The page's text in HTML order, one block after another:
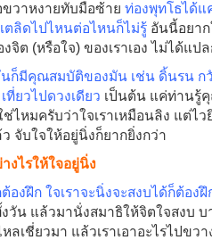
ขวาหงายทับมือซ้าย ท่องพุทโธได้แ
ตลิดไปไหนต่อไหนก็ไม่รู้ อันนี้อยา
จิต (หรือใจ) ของเราเอง ไม่ได้แปล
นก็มีคุณสมบัติของมัน เช่น ดิ้นรน ก
ที่ยวไปดวงเดียว เป็นต้น แค่ท่านรู้
ไหมครับว่าใจเราเหมือนลิง แต่ไว
จับใจให้อยู่นิ่งก็ยากยิ่งกว่า
งไรให้ใจอยู่นิ่ง
องฝึก ใจเราจะนิ่งจะสงบได้ก็ต้อง
วัน แล้วมานั่งสมาธิให้จิตใจสงบ บ
ลเชี่ยวมา แล้วเราเอาอะไรไปขว